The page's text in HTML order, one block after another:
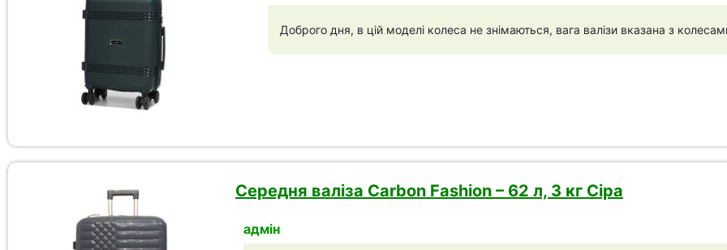
Доброго дня, в цій моделі колеса не знімаються, вага валізи вказана з
Середня валіза Carbon Fashion – 62 л, 3 кг Сіра
адмін